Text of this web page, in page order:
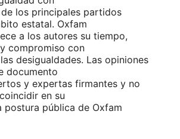
los principales partidos
estatal. Oxfam
a los autores su tiempo,
compromiso con
desigualdades. Las opiniones
documento
y expertas firmantes y no
en su
pública de Oxfam